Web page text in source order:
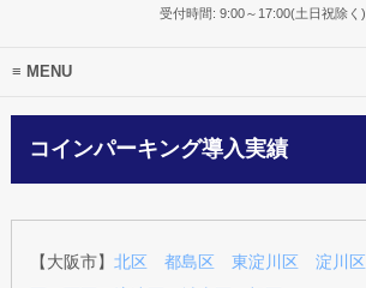
受付時間: 9:00～17:00(土日祝除く)
MENU
コインパーキング導入実績
【大阪市】 北区 都島区 東淀川区 淀川区